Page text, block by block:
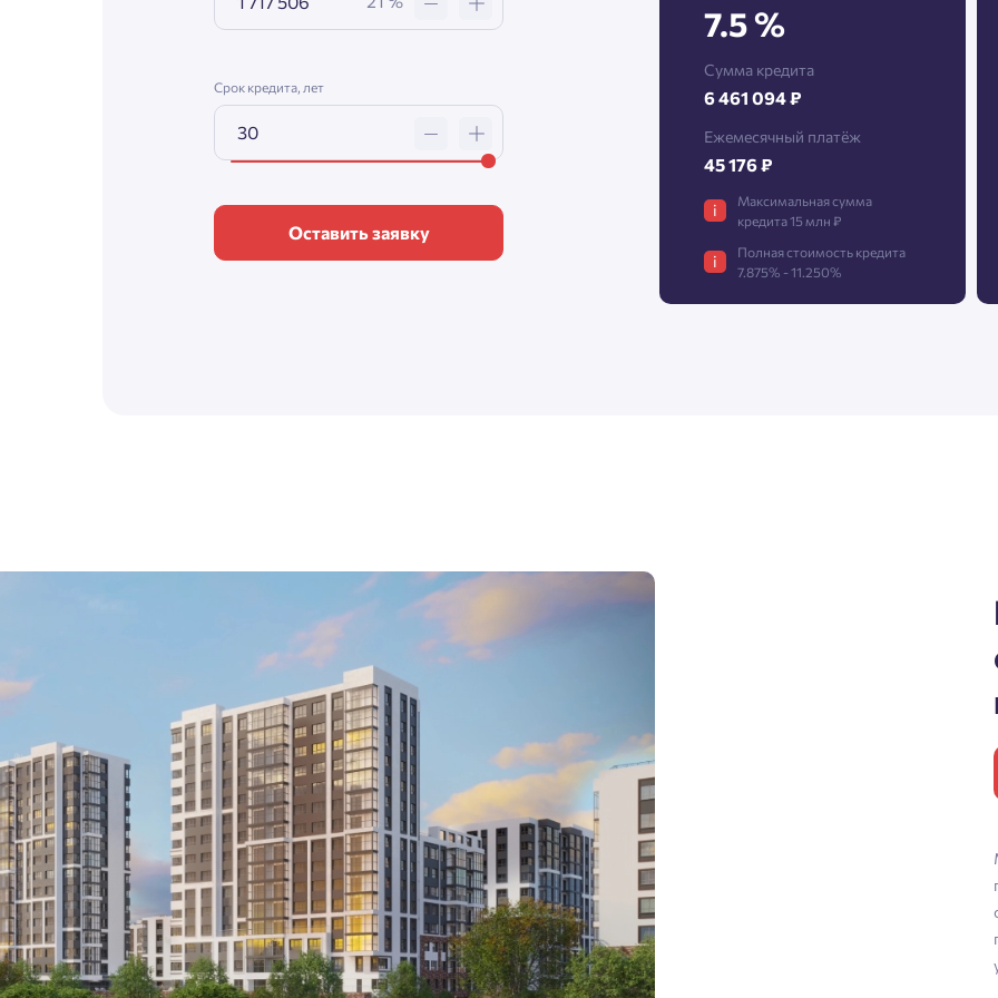
Срок кредита, лет
Оставить заявку
7.5 %
Сумма кредита
6 461 094 ₽
Ежемесячный платёж
45 176 ₽
i
Максимальная сумма
кредита 15 млн ₽
i
Полная стоимость кредита
7.875% - 11.250%
Нажимая кнопку «Отправить», вы даёте согласие на обработку